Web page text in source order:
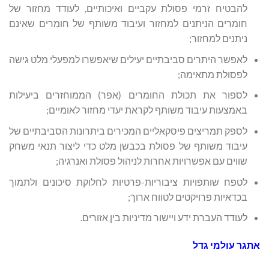
להבטיח זרמי פסולת עקביים ואיכותיים, לעודד מחזור של
חומרים הניתנים למחזור ועיבוד משותף של חומרים שאינם
ניתנים למחזור;
לאפשר היתרים סביבתיים יעילים שיאפשרו למפעלי מלט גישה
לפסולת מתאימה;
לספור את תכולת החומרים (אפר) הממוחזרים ביעילות
באמצעות עיבוד משותף לקראת יעדי מחזור לאומיים;
לספק תמריצים פיסקאליים המכירים ביתרונות הסביבתיים של
עיבוד משותף של פסולת בכבשן מלט כדי ליצור תנאי משחק
שווים עם אפשרויות אחרות לניהול פסולת ואנרגיה;
לטפח שותפויות ציבוריות-פרטיות לחלוקת סיכונים ולתמוך
בכדאיות פרויקטים לטווח ארוך;
לעודד העברת ידע ויישור מדיניות בין אזורים.
אתגר עולמי גדל